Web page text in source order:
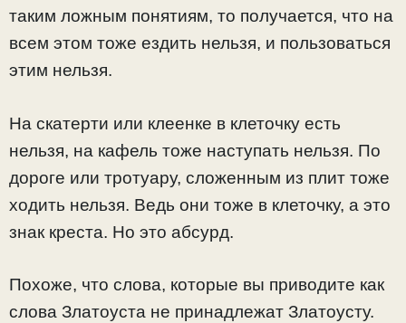
таким ложным понятиям, то получается, что на
всем этом тоже ездить нельзя, и пользоваться
этим нельзя.
На скатерти или клеенке в клеточку есть
нельзя, на кафель тоже наступать нельзя. По
дороге или тротуару, сложенным из плит тоже
ходить нельзя. Ведь они тоже в клеточку, а это
знак креста. Но это абсурд.
Похоже, что слова, которые вы приводите как
слова Златоуста не принадлежат Златоусту.